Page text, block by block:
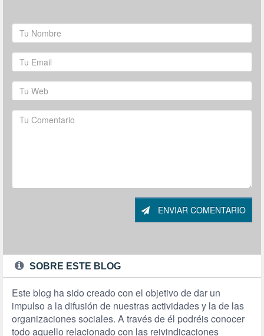
ENVIAR COMENTARIO
SOBRE ESTE BLOG
Este blog ha sido creado con el objetivo de dar un
impulso a la difusión de nuestras actividades y la de las
organizaciones sociales. A través de él podréis conocer
todo aquello relacionado con las reivindicaciones